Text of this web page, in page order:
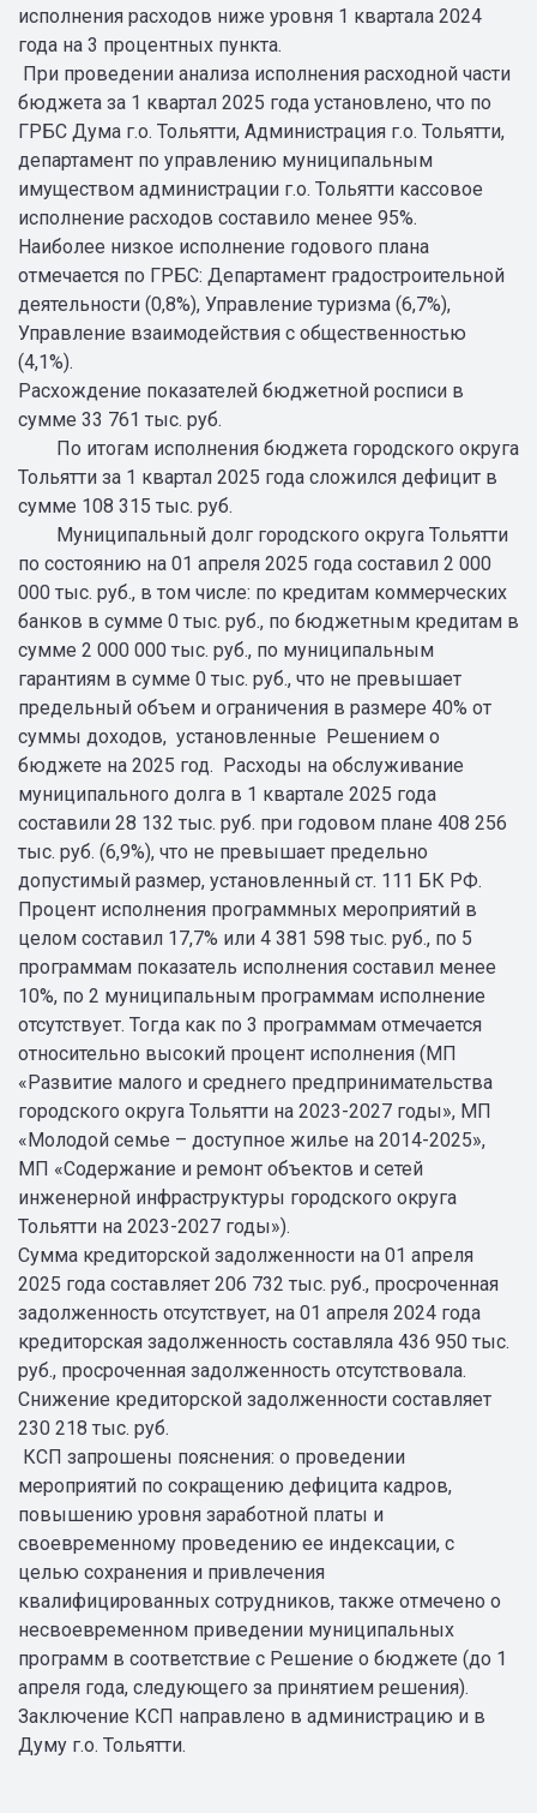
исполнения расходов ниже уровня 1 квартала 2024
года на 3 процентных пункта.
При проведении анализа исполнения расходной части
бюджета за 1 квартал 2025 года установлено, что по
ГРБС Дума г.о. Тольятти, Администрация г.о. Тольятти,
департамент по управлению муниципальным
имуществом администрации г.о. Тольятти кассовое
исполнение расходов составило менее 95%.
Наиболее низкое исполнение годового плана
отмечается по ГРБС: Департамент градостроительной
деятельности (0,8%), Управление туризма (6,7%),
Управление взаимодействия с общественностью
(4,1%).
Расхождение показателей бюджетной росписи в
сумме 33 761 тыс. руб.
По итогам исполнения бюджета городского округа
Тольятти за 1 квартал 2025 года сложился дефицит в
сумме 108 315 тыс. руб.
Муниципальный долг городского округа Тольятти
по состоянию на 01 апреля 2025 года составил 2 000
000 тыс. руб., в том числе: по кредитам коммерческих
банков в сумме 0 тыс. руб., по бюджетным кредитам в
сумме 2 000 000 тыс. руб., по муниципальным
гарантиям в сумме 0 тыс. руб., что не превышает
предельный объем и ограничения в размере 40% от
суммы доходов, установленные Решением о
бюджете на 2025 год. Расходы на обслуживание
муниципального долга в 1 квартале 2025 года
составили 28 132 тыс. руб. при годовом плане 408 256
тыс. руб. (6,9%), что не превышает предельно
допустимый размер, установленный ст. 111 БК РФ.
Процент исполнения программных мероприятий в
целом составил 17,7% или 4 381 598 тыс. руб., по 5
программам показатель исполнения составил менее
10%, по 2 муниципальным программам исполнение
отсутствует. Тогда как по 3 программам отмечается
относительно высокий процент исполнения (МП
«Развитие малого и среднего предпринимательства
городского округа Тольятти на 2023-2027 годы», МП
«Молодой семье – доступное жилье на 2014-2025»,
МП «Содержание и ремонт объектов и сетей
инженерной инфраструктуры городского округа
Тольятти на 2023-2027 годы»).
Сумма кредиторской задолженности на 01 апреля
2025 года составляет 206 732 тыс. руб., просроченная
задолженность отсутствует, на 01 апреля 2024 года
кредиторская задолженность составляла 436 950 тыс.
руб., просроченная задолженность отсутствовала.
Снижение кредиторской задолженности составляет
230 218 тыс. руб.
КСП запрошены пояснения: о проведении
мероприятий по сокращению дефицита кадров,
повышению уровня заработной платы и
своевременному проведению ее индексации, с
целью сохранения и привлечения
квалифицированных сотрудников, также отмечено о
несвоевременном приведении муниципальных
программ в соответствие с Решение о бюджете (до 1
апреля года, следующего за принятием решения).
Заключение КСП направлено в администрацию и в
Думу г.о. Тольятти.